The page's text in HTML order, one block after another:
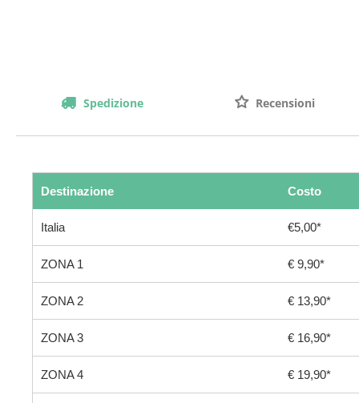
Spedizione
Destinazione Costo
Italia €5,00*
ZONA 1 € 9,90*
ZONA 2 € 13,90*
ZONA 3 € 16,90*
ZONA 4 € 19,90*
Recensioni